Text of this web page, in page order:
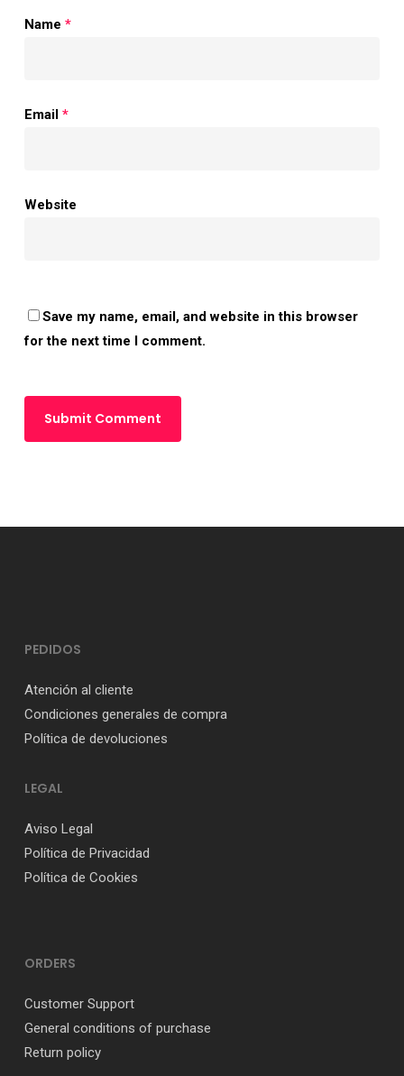
Name *
Email *
Website
Save my name, email, and website in this browser
for the next time I comment.
PEDIDOS
Atención al cliente
Condiciones generales de compra
Política de devoluciones
LEGAL
Aviso Legal
Política de Privacidad
Política de Cookies
ORDERS
Customer Support
General conditions of purchase
Return policy